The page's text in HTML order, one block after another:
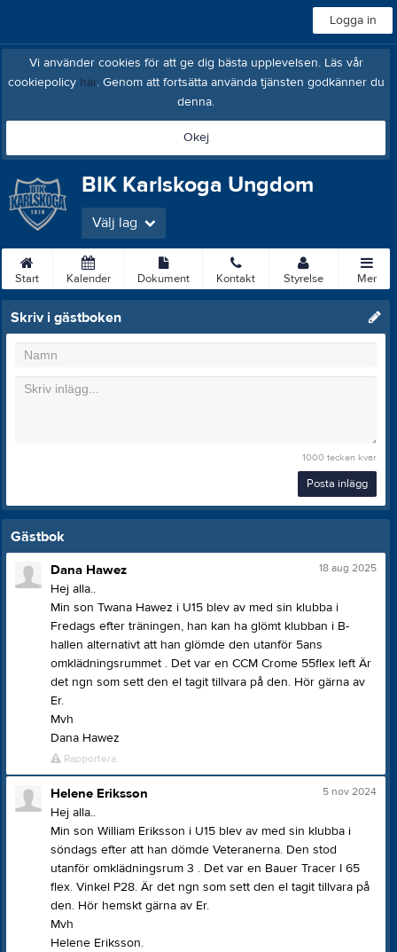
Logga in
Vi använder cookies för att ge dig bästa upplevelsen. Läs vår
cookiepolicy här. Genom att fortsätta använda tjänsten godkänner du
denna.
Okej
BIK Karlskoga Ungdom
Välj lag
Start Kalender Dokument Kontakt Styrelse Mer
Skriv i gästboken
1000 tecken kvar
Posta inlägg
Gästbok
18 aug 2025
Dana Hawez
Hej alla..
Min son Twana Hawez i U15 blev av med sin klubba i
Fredags efter träningen, han kan ha glömt klubban i B-
hallen alternativt att han glömde den utanför 5ans
omklädningsrummet . Det var en CCM Crome 55flex left Är
det ngn som sett den el tagit tillvara på den. Hör gärna av
Er.
Mvh
Dana Hawez
Rapportera
5 nov 2024
Helene Eriksson
Hej alla..
Min son William Eriksson i U15 blev av med sin klubba i
söndags efter att han dömde Veteranerna. Den stod
utanför omklädningsrum 3 . Det var en Bauer Tracer I 65
flex. Vinkel P28. Är det ngn som sett den el tagit tillvara på
den. Hör hemskt gärna av Er.
Mvh
Helene Eriksson.